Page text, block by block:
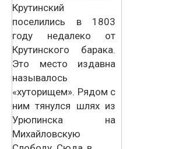
Крутинский
поселились в 1803
году недалеко от
Крутинского барака.
Это место издавна
называлось
«хуторищем». Рядом с
ним тянулся шлях из
Урюпинска на
Михайловскую